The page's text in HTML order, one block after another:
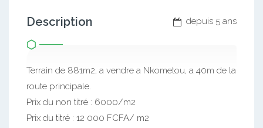
depuis 5 ans
Description
Terrain de 881m2, a vendre a Nkometou, a 40m de la
route principale.
Prix du non titré : 6000/m2
Prix du titré : 12 000 FCFA/ m2